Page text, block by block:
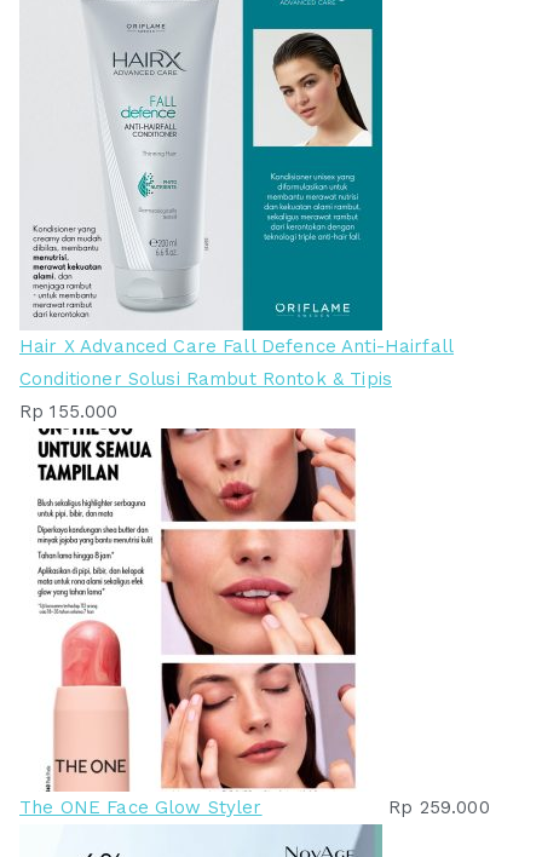
Hair X Advanced Care Fall Defence Anti-Hairfall
Conditioner Solusi Rambut Rontok & Tipis
Rp 155.000
The ONE Face Glow Styler Rp 259.000